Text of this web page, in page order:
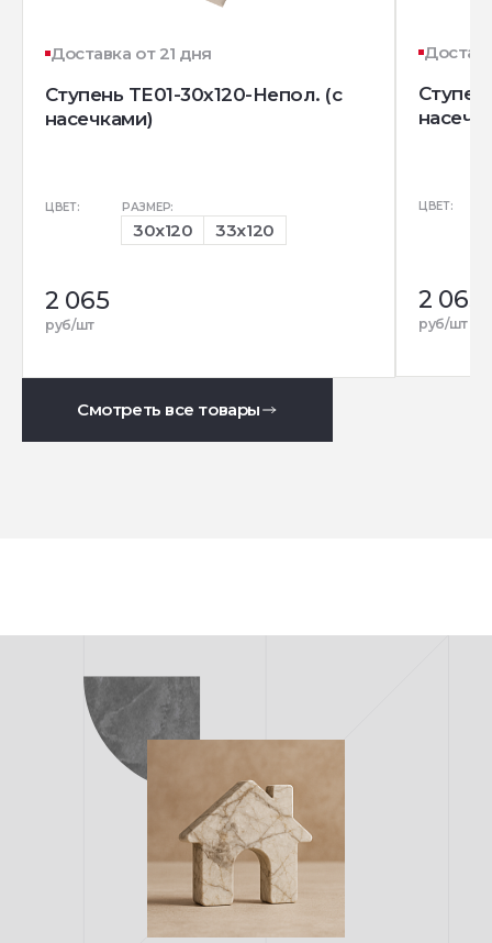
Доставка от 21 дня
Ступень TE01-30x120-Непол. (с
насечками)
ЦВЕТ: РАЗМЕР:
30x120 33x120
2 065
руб/шт
ЦВЕТ:
2 065
руб/шт
Смотреть все товары